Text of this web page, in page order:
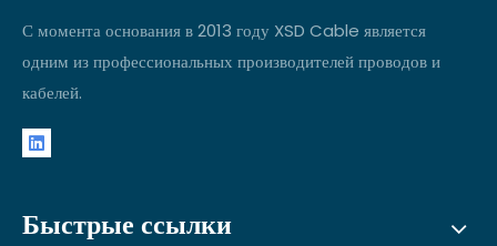
С момента основания в 2013 году XSD Cable является
одним из профессиональных производителей проводов и
кабелей.
Быстрые ссылки